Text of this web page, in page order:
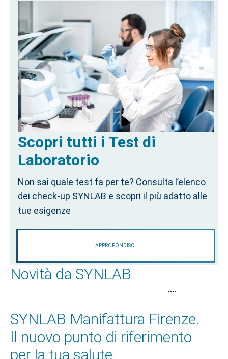
Scopri tutti i Test di
Laboratorio
Non sai quale test fa per te? Consulta l’elenco
dei check-up SYNLAB e scopri il più adatto alle
tue esigenze
APPROFONDISCI
Novità da SYNLAB
••••
SYNLAB Manifattura Firenze.
Il nuovo punto di riferimento
per la tua salute.